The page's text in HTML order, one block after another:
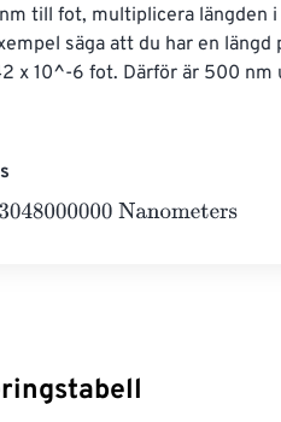
till fot, multiplicera längden
säga att du har en längd
x 10^-6 fot. Därför är 500 nm
Nanometers